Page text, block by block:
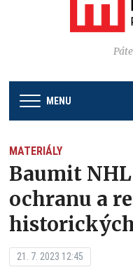
MENU
MATERIÁLY
Baumit
ochranu a
21. 7. 2023 12:45